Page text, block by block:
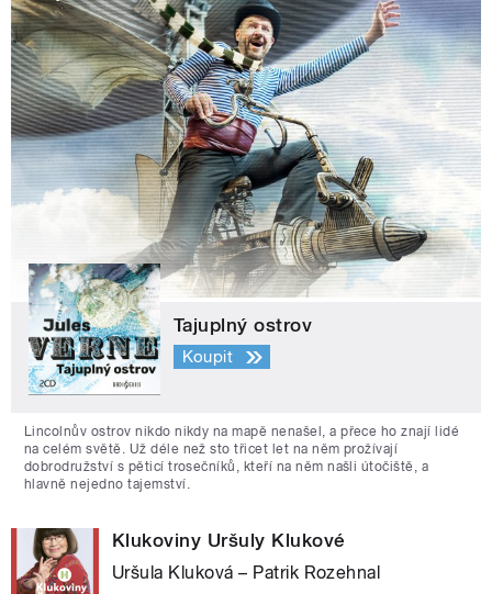
Tajuplný ostrov
Koupit
Lincolnův ostrov nikdo nikdy na mapě nenašel, a přece ho znají lidé
na celém světě. Už déle než sto třicet let na něm prožívají
dobrodružství s pěticí trosečníků, kteří na něm našli útočiště, a
hlavně nejedno tajemství.
Klukoviny Uršuly Klukové
Uršula Kluková – Patrik Rozehnal